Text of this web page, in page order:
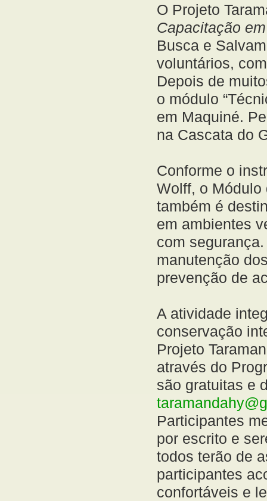
O Projeto
Capacitação
Busca e
voluntários,
Depois de
o módulo
em Maquiné.
na Cascata do
Conforme o
Wolff, o Módulo
também é
em ambientes
com
manutenção
prevenção de
A atividade
conservação
Projeto
através do
são gratuitas e
Participantes
por escrito e
todos terão de
participantes
confortáveis e